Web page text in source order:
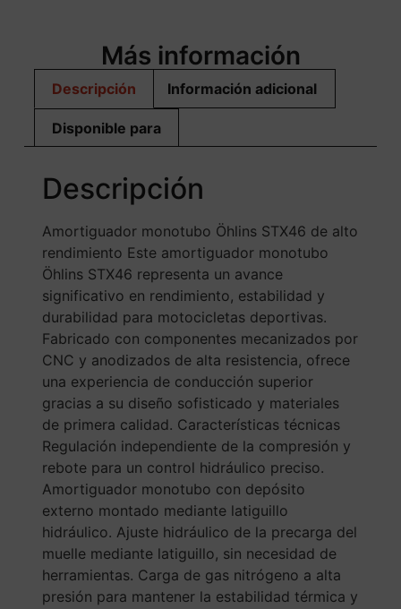
Más información
Descripción Información adicional
Disponible para
Descripción
Amortiguador monotubo Öhlins STX46 de alto
rendimiento Este amortiguador monotubo
Öhlins STX46 representa un avance
significativo en rendimiento, estabilidad y
durabilidad para motocicletas deportivas.
Fabricado con componentes mecanizados por
CNC y anodizados de alta resistencia, ofrece
una experiencia de conducción superior
gracias a su diseño sofisticado y materiales
de primera calidad. Características técnicas
Regulación independiente de la compresión y
rebote para un control hidráulico preciso.
Amortiguador monotubo con depósito
externo montado mediante latiguillo
hidráulico. Ajuste hidráulico de la precarga del
muelle mediante latiguillo, sin necesidad de
herramientas. Carga de gas nitrógeno a alta
presión para mantener la estabilidad térmica y